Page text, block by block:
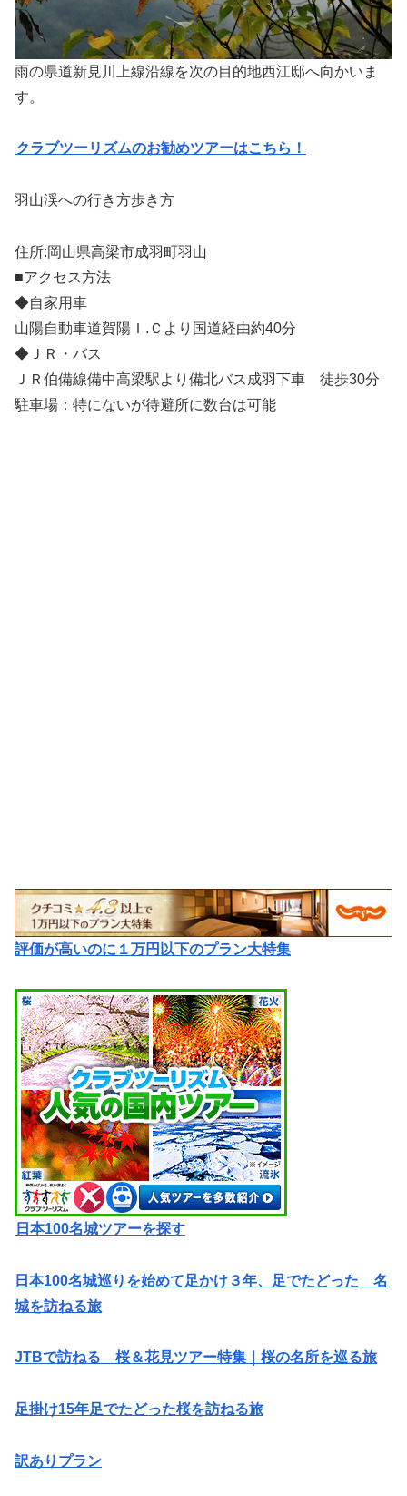
雨の県道新見川上線沿線を次の目的地西江邸へ向かいま
す。
クラブツーリズムのお勧めツアーはこちら！
羽山渓への行き方歩き方
住所:岡山県高梁市成羽町羽山
■アクセス方法
◆自家用車
山陽自動車道賀陽Ｉ.Ｃより国道経由約40分
◆ＪＲ・バス
ＪＲ伯備線備中高梁駅より備北バス成羽下車 徒歩30分
駐車場：特にないが待避所に数台は可能
評価が高いのに１万円以下のプラン大特集
日本100名城ツアーを探す
日本100名城巡りを始めて足かけ３年、足でたどった 名
城を訪ねる旅
JTBで訪ねる 桜＆花見ツアー特集｜桜の名所を巡る旅
足掛け15年足でたどった桜を訪ねる旅
訳ありプラン